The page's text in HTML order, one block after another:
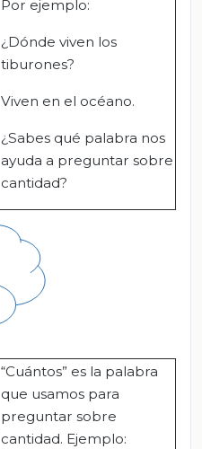
Por ejemplo:
¿Dónde viven los
tiburones?
Viven en el océano.
¿Sabes qué palabra nos
ayuda a preguntar sobre
cantidad?
“Cuántos” es la palabra
que usamos para
preguntar sobre
cantidad. Ejemplo: